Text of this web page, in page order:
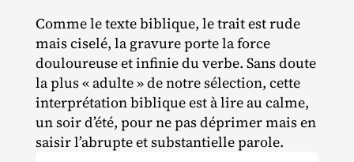
Comme le texte biblique, le trait est rude
mais ciselé, la gravure porte la force
douloureuse et infinie du verbe. Sans doute
la plus « adulte » de notre sélection, cette
interprétation biblique est à lire au calme,
un soir d’été, pour ne pas déprimer mais en
saisir l’abrupte et substantielle parole.